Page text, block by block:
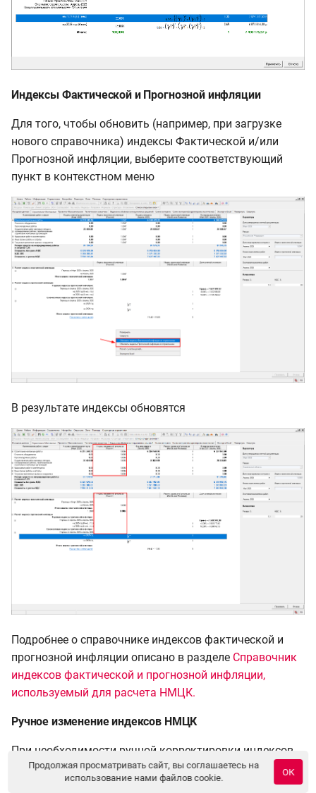
Индексы Фактической и Прогнозной инфляции
Для того, чтобы обновить (например, при загрузке
нового справочника) индексы Фактической и/или
Прогнозной инфляции, выберите соответствующий
пункт в контекстном меню
В результате индексы обновятся
Подробнее о справочнике индексов фактической и
прогнозной инфляции описано в разделе Справочник
индексов фактической и прогнозной инфляции,
используемый для расчета НМЦК.
Ручное изменение индексов НМЦК
При необходимости ручной корректировки индексов
фактической и прогнозной инфляции нажмите левой
кнопкой мыши по индексу в нижней части окна и
Продолжая просматривать сайт, вы соглашаетесь на
использование нами файлов cookie.
ОК